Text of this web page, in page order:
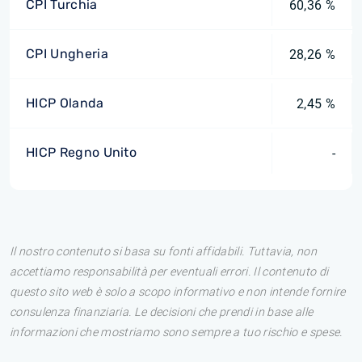
CPI Turchia 60,36 %
CPI Ungheria 28,26 %
HICP Olanda 2,45 %
HICP Regno Unito -
Il nostro contenuto si basa su fonti affidabili. Tuttavia, non
accettiamo responsabilità per eventuali errori. Il contenuto di
questo sito web è solo a scopo informativo e non intende fornire
consulenza finanziaria. Le decisioni che prendi in base alle
informazioni che mostriamo sono sempre a tuo rischio e spese.